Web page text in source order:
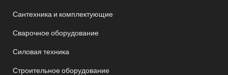
Сантехника и комплектующие
Сварочное оборудование
Силовая техника
Строительное оборудование